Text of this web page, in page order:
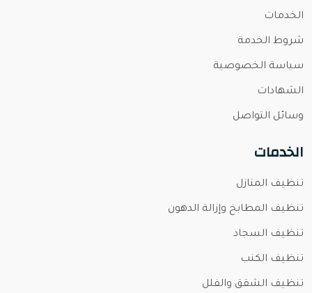
الخدمات
شروط الخدمة
سياسة الخصوصية
الشهادات
وسائل التواصل
الخدمات
تنظيف المنازل
تنظيف المطابخ وإزالة الدهون
تنظيف السجاد
تنظيف الكنب
تنظيف الشقق والفلل